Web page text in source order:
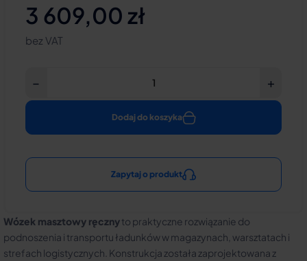
Wózek masztowy ręcznyto praktyczne rozwiązanie do
podnoszenia i transportu ładunków w magazynach, warsztatach i
strefach logistycznych. Konstrukcja została zaprojektowana z
3 609,00 zł
bez VAT
− +
Dodaj do koszyka
Zapytaj o produkt